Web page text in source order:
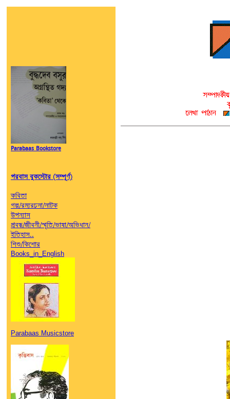
Parabaas Bookstore
পরবাস বুকস্টোর (সম্পূর্ণ)
কবিতা
গল্প/রম্যরচনা/নাটক
উপন্যাস
প্রবন্ধ/জীবনী/স্মৃতি/ভাষা/অভিধান/
ইতিহাস..
শিশু/কিশোর
Books_in_English
Parabaas Musicstore